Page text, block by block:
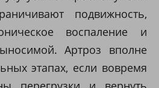
подвижность,
воспаление и
Артроз вполне
этапах, если вовремя